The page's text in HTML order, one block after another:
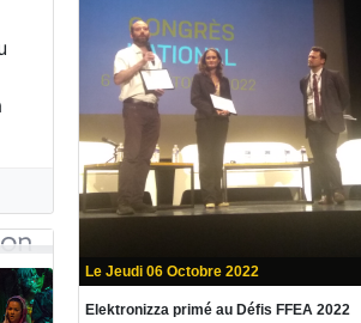
Le Jeudi 06 Octobre 2022
Elektronizza primé au Défis FFEA 2022